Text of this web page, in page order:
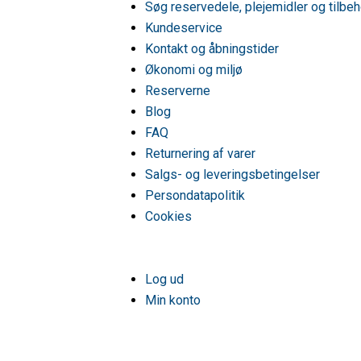
ARTHURMARTINELUXEKG601100W943001709/
ARTHURMARTINELUXEKG601100W943001709/
ARTHURMARTINELUXEKG601100W943001709/
ARTHURMARTINELUXEKG601102W943001752/
ARTHURMARTINELUXEKG601300W943001901/
ARTHURMARTINELUXEKG601300W943001901/
ARTHURMARTINELUXEKG601300W943001901/
ARTHURMARTINELUXEKG601300W943001901/
ARTHURMARTINELUXEKM600300W943001108/
ARTHURMARTINELUXEKM600300W943001108/
ARTHURMARTINELUXEKM600300W943001108/
ARTHURMARTINELUXEKM603300W943001104/
ARTHURMARTINELUXEKM603300W943001104/
ARTHURMARTINELUXEKM606700X943001312/
ARTHURMARTINELUXEKM607700W943001303/
ARTHURMARTINELUXEKM607701W943001304/
Søg reservedele, plejemidler og
Kundeservice
Kontakt og åbningstider
Økonomi og miljø
Reserverne
Blog
FAQ
Returnering af varer
Salgs- og leveringsbetingelser
Persondatapolitik
Cookies
Log ud
Min konto